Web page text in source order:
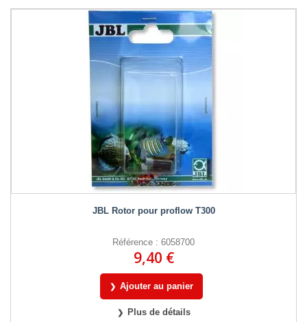
JBL Rotor pour proflow T300
Référence : 6058700
9,40 €
Ajouter au panier
Plus de détails